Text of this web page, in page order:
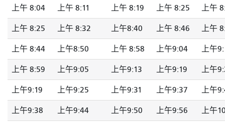
上午 8:04 上午 8:11 上午 8:19 上午 8:25 上午
上午 8:25 上午 8:32 上午8:40 上午 8:46 上午
上午 8:44 上午8:50 上午 8:58 上午9:04 上午
上午 8:59 上午9:05 上午9:13 上午9:19 上午
上午9:19 上午9:25 上午9:31 上午9:37 上午
上午9:38 上午9:44 上午9:50 上午9:56 上午